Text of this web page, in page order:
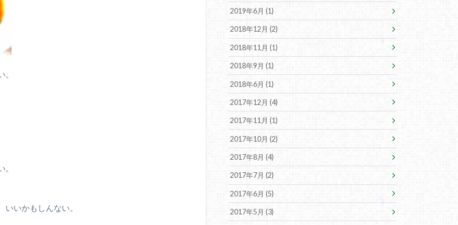
いかもしんない。
2019年6月 (1)
2018年12月 (2)
2018年11月 (1)
2018年9月 (1)
2018年6月 (1)
2017年12月 (4)
2017年11月 (1)
2017年10月 (2)
2017年8月 (4)
2017年7月 (2)
2017年6月 (5)
2017年5月 (3)